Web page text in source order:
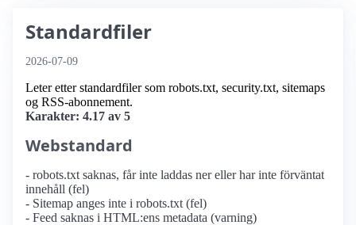
Standardfiler
2026-07-09
Leter etter standardfiler som robots.txt, security.txt, sitemaps
og RSS-abonnement.
Karakter: 4.17 av 5
Webstandard
- robots.txt saknas, får inte laddas ner eller har inte förväntat
innehåll (fel)
- Sitemap anges inte i robots.txt (fel)
- Feed saknas i HTML:ens metadata (varning)